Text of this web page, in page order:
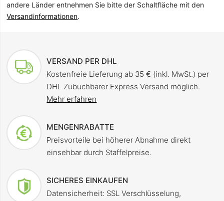
andere Länder entnehmen Sie bitte der Schaltfläche mit den
Versandinformationen.
VERSAND PER DHL
Kostenfreie Lieferung ab 35 € (inkl. MwSt.) per
DHL Zubuchbarer Express Versand möglich.
Mehr erfahren
MENGENRABATTE
Preisvorteile bei höherer Abnahme direkt
einsehbar durch Staffelpreise.
SICHERES EINKAUFEN
Datensicherheit: SSL Verschlüsselung,